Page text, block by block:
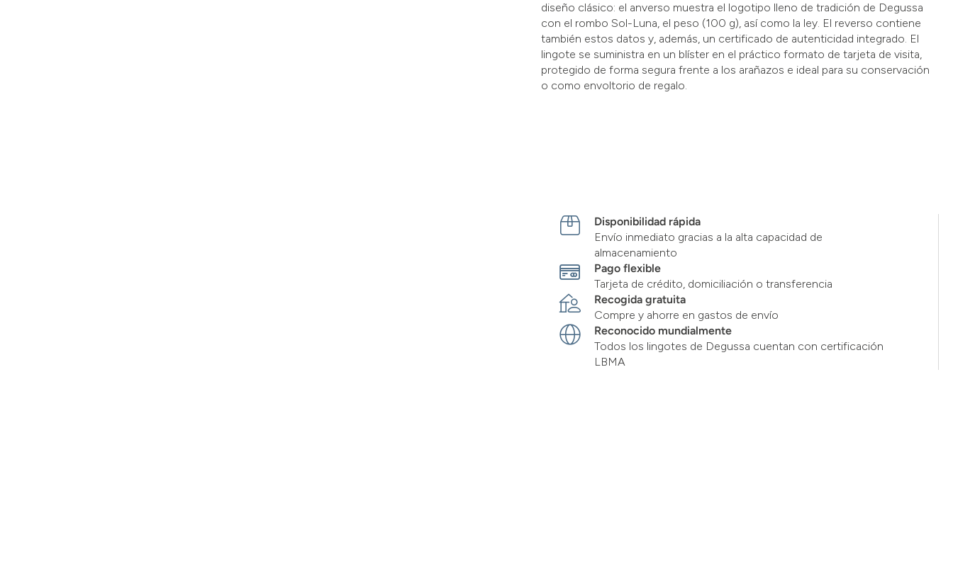
diseño clásico: el anverso muestra el logotipo lleno de tradición de Degussa
con el rombo Sol-Luna, el peso (100 g), así como la ley. El reverso contiene
también estos datos y, además, un certificado de autenticidad integrado. El
lingote se suministra en un blíster en el práctico formato de tarjeta de visita,
protegido de forma segura frente a los arañazos e ideal para su conservación
o como envoltorio de regalo.
Disponibilidad rápida
Envío inmediato gracias a la alta capacidad de
almacenamiento
Pago flexible
Tarjeta de crédito, domiciliación o transferencia
Recogida gratuita
Compre y ahorre en gastos de envío
Reconocido mundialmente
Todos los lingotes de Degussa cuentan con certificación
LBMA